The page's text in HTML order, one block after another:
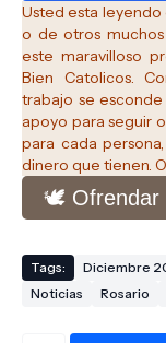
Usted esta leyendo
o de otros
este maravilloso
Bien Catolicos.
trabajo se
apoyo para seguir
para cada
dinero que tienen.
🕊️ Ofrendar
Tags: Diciembre
Noticias
Rosario